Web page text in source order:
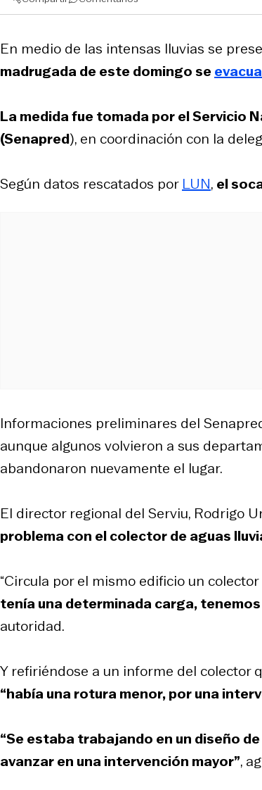
En medio de las intensas lluvias se
madrugada de este domingo se
La medida fue tomada por el Servicio
(Senapred), en coordinación con la
Según datos rescatados por LUN, el
Informaciones preliminares del
aunque algunos volvieron a sus
abandonaron nuevamente el lugar.
El director regional del Serviu, Rodrigo
problema con el colector de aguas
“Circula por el mismo edificio un
tenía una determinada carga,
autoridad.
Y refiriéndose a un informe del colector
“había una rotura menor, por una
“Se estaba trabajando en un diseño
avanzar en una intervención mayor”,